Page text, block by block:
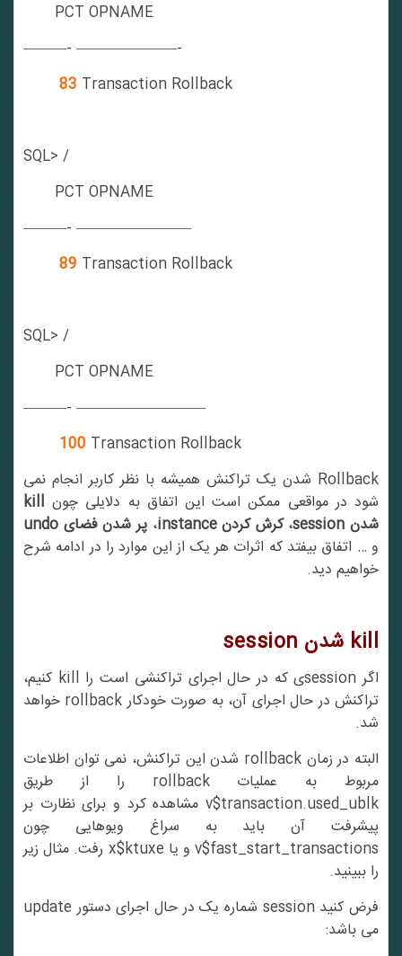
PCT OPNAME
———- ———————-
83Transaction Rollback
SQL> /
PCT OPNAME
———- ————————
89Transaction Rollback
SQL> /
PCT OPNAME
———- —————————
100Transaction Rollback
Rollback شدن یک تراکنش همیشه با نظر کاربر انجام نمی
شود در مواقعی ممکن است این اتفاق به دلایلی چونkill
شدن session
،کرش کردن instance ،پر شدن فضای undo
و … اتفاق بیفتد که اثرات هر یک از این موارد را در ادامه شرح
خواهیم دید.
killشدنsession
اگر sessionی که در حال اجرای تراکنشی است را kill کنیم،
تراکنش در حال اجرای آن، به صورت خودکار rollback خواهد
البته در زمان rollback شدن این تراکنش، نمی توان اطلاعات
مربوط به عملیات rollback را از طریق
v$transaction.used_ublk مشاهده کرد و برای نظارت بر
پیشرفت آن باید به سراغ ویوهایی چون
v$fast_start_transactions و یا x$ktuxe رفت. مثال زیر
را ببینید.
فرض کنید session شماره یک در حال اجرای دستور update
می باشد: